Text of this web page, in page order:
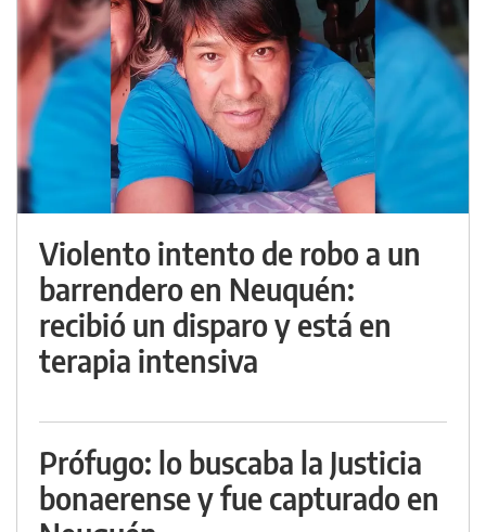
Violento intento de robo a un
barrendero en Neuquén:
recibió un disparo y está en
terapia intensiva
Prófugo: lo buscaba la Justicia
bonaerense y fue capturado en